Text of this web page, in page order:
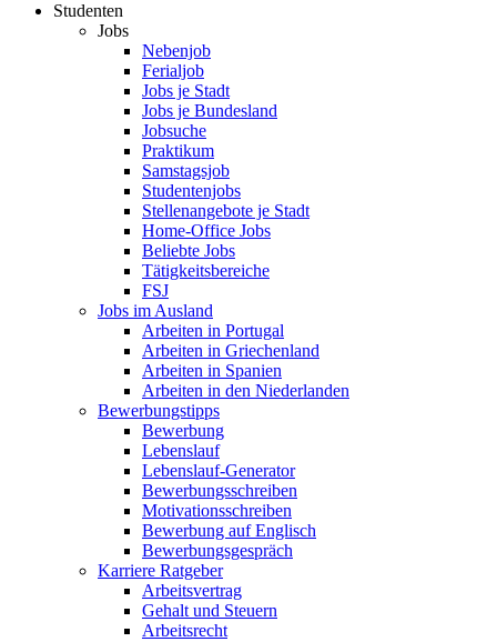
Studenten
Jobs
Nebenjob
Ferialjob
Jobs je Stadt
Jobs je Bundesland
Jobsuche
Praktikum
Samstagsjob
Studentenjobs
Stellenangebote je Stadt
Home-Office Jobs
Beliebte Jobs
Tätigkeitsbereiche
FSJ
Jobs im Ausland
Arbeiten in Portugal
Arbeiten in Griechenland
Arbeiten in Spanien
Arbeiten in den Niederlanden
Bewerbungstipps
Bewerbung
Lebenslauf
Lebenslauf-Generator
Bewerbungsschreiben
Motivationsschreiben
Bewerbung auf Englisch
Bewerbungsgespräch
Karriere Ratgeber
Arbeitsvertrag
Gehalt und Steuern
Arbeitsrecht